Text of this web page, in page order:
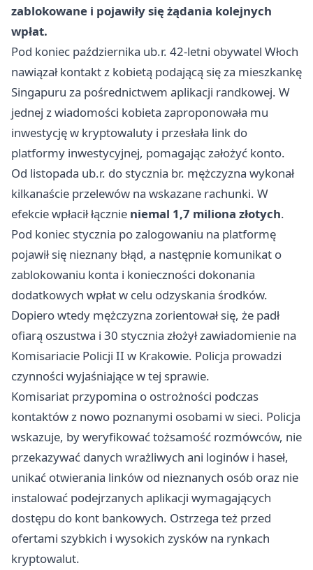
zablokowane i pojawiły się żądania kolejnych
wpłat.
Pod koniec października ub.r. 42-letni obywatel Włoch
nawiązał kontakt z kobietą podającą się za mieszkankę
Singapuru za pośrednictwem aplikacji randkowej. W
jednej z wiadomości kobieta zaproponowała mu
inwestycję w kryptowaluty i przesłała link do
platformy inwestycyjnej, pomagając założyć konto.
Od listopada ub.r. do stycznia br. mężczyzna wykonał
kilkanaście przelewów na wskazane rachunki. W
efekcie wpłacił łącznie niemal 1,7 miliona złotych.
Pod koniec stycznia po zalogowaniu na platformę
pojawił się nieznany błąd, a następnie komunikat o
zablokowaniu konta i konieczności dokonania
dodatkowych wpłat w celu odzyskania środków.
Dopiero wtedy mężczyzna zorientował się, że padł
ofiarą oszustwa i 30 stycznia złożył zawiadomienie na
Komisariacie Policji II w Krakowie. Policja prowadzi
czynności wyjaśniające w tej sprawie.
Komisariat przypomina o ostrożności podczas
kontaktów z nowo poznanymi osobami w sieci. Policja
wskazuje, by weryfikować tożsamość rozmówców, nie
przekazywać danych wrażliwych ani loginów i haseł,
unikać otwierania linków od nieznanych osób oraz nie
instalować podejrzanych aplikacji wymagających
dostępu do kont bankowych. Ostrzega też przed
ofertami szybkich i wysokich zysków na rynkach
kryptowalut.